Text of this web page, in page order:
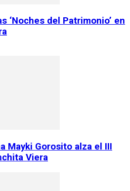
‘Noches del Patrimonio’ en
Mayki Gorosito alza el III
Viera